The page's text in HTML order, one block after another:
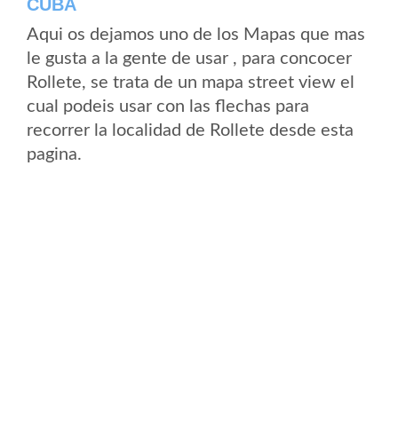
CUBA
Aqui os dejamos uno de los Mapas que mas
le gusta a la gente de usar , para concocer
Rollete, se trata de un mapa street view el
cual podeis usar con las flechas para
recorrer la localidad de Rollete desde esta
pagina.